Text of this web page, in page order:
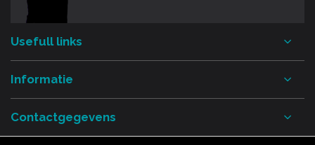
Usefull links
Informatie
Contactgegevens